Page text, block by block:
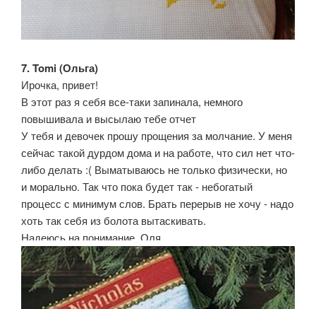
7. Tomi (Ольга)
Ирочка, привет!
В этот раз я себя все-таки запинала, немного
повышивала и высылаю тебе отчет
У тебя и девочек прошу прощения за молчание. У меня
сейчас такой дурдом дома и на работе, что сил нет что-
либо делать :( Выматываюсь не только физически, но
и морально. Так что пока будет так - небогатый
процесс с минимум слов. Брать перерыв не хочу - надо
хоть так себя из болота вытаскивать.
Надеюсь на понимание, Оля